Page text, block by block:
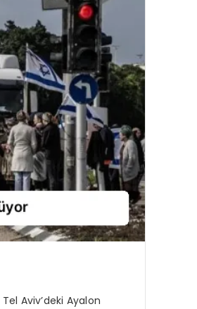
Aviv’deki Ayalon